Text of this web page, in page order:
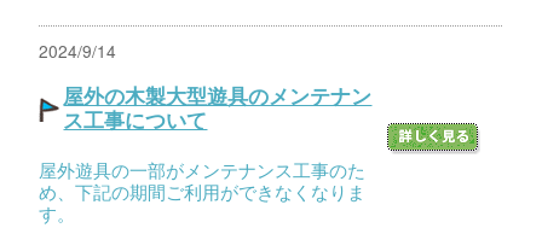
2024/9/14
屋外の木製大型遊具のメンテナン
ス工事について
屋外遊具の一部がメンテナンス工事のた
め、下記の期間ご利用ができなくなりま
す。